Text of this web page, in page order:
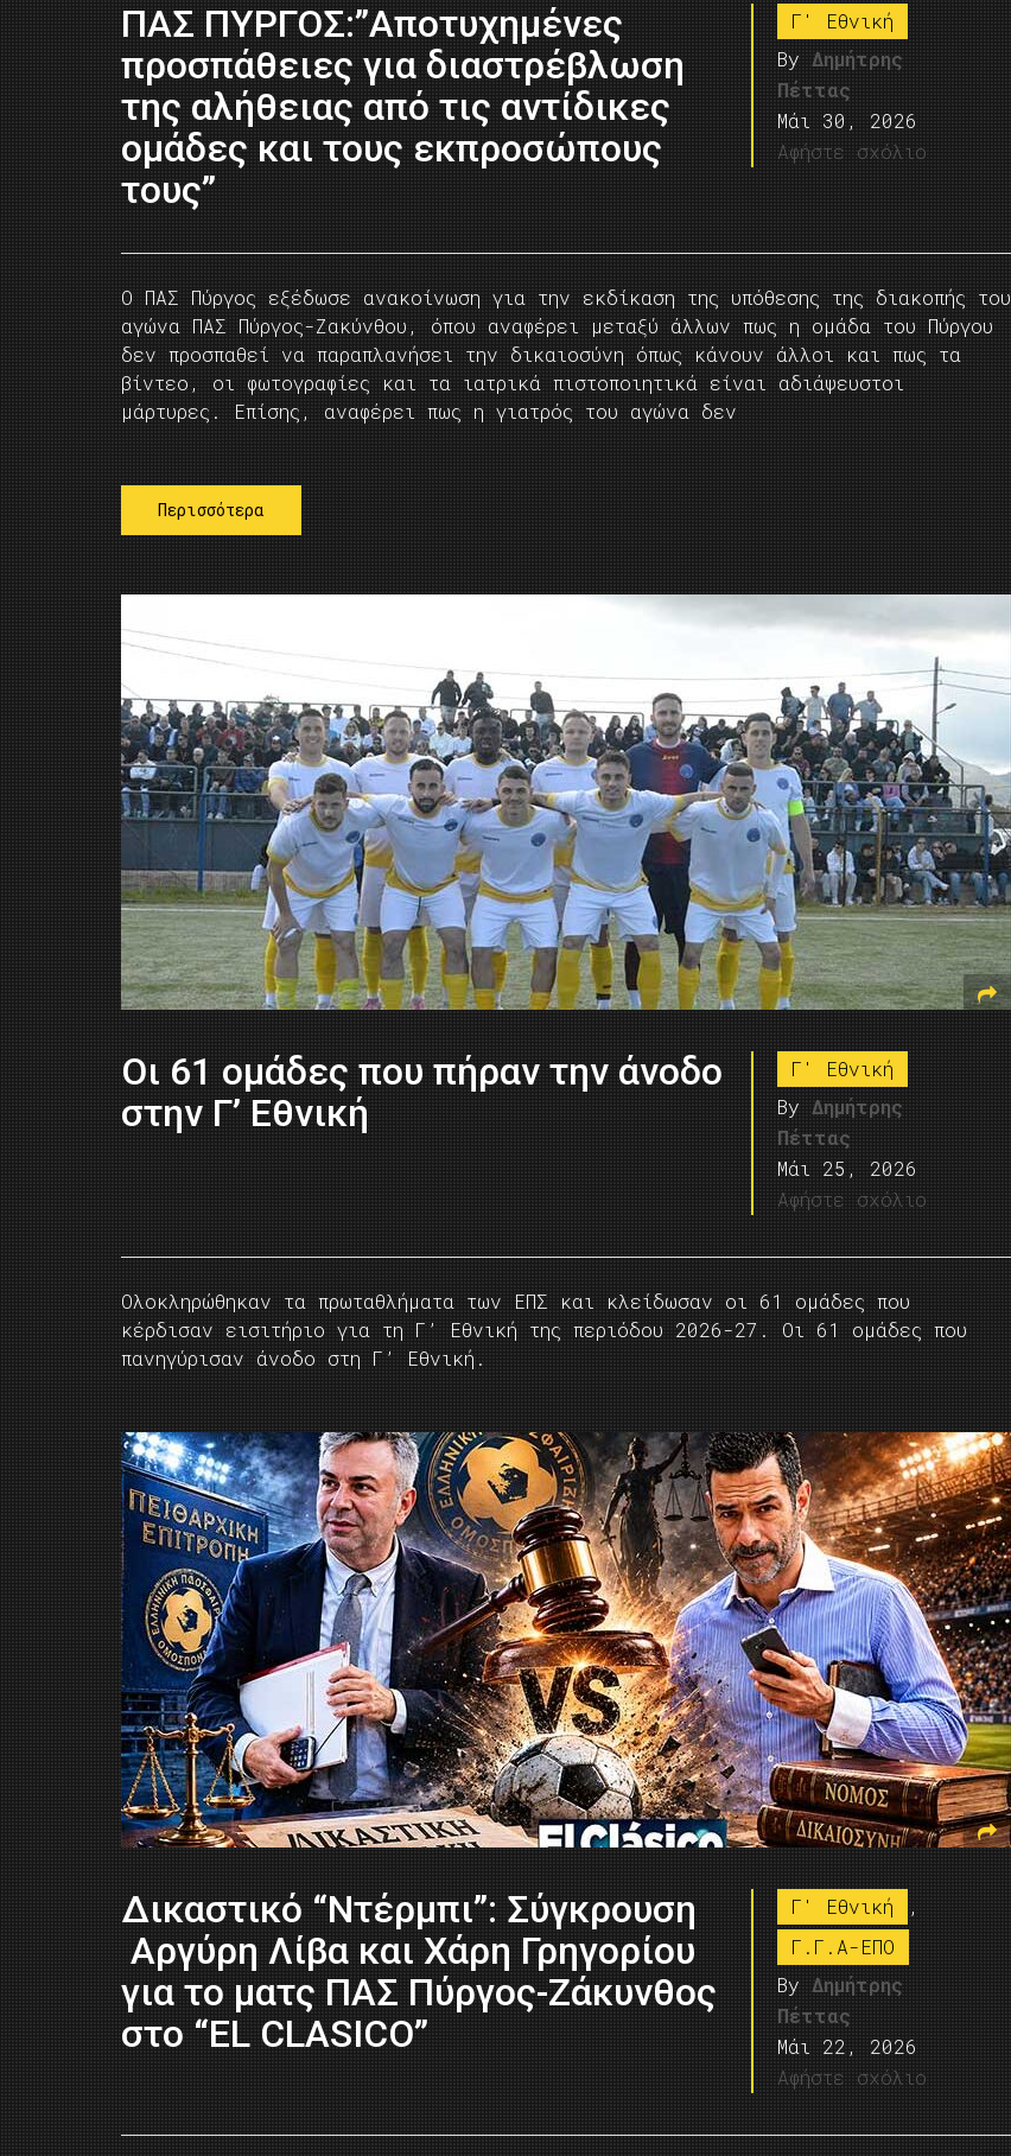
ΠΑΣ ΠΥΡΓΟΣ:”Αποτυχημένες
προσπάθειες για διαστρέβλωση
της αλήθειας από τις αντίδικες
ομάδες και τους εκπροσώπους
τους”
Γ' Εθνική
By Δημήτρης
Πέττας
Μάι 30, 2026
Αφήστε σχόλιο
Ο ΠΑΣ Πύργος εξέδωσε ανακοίνωση για την εκδίκαση της υπόθεσης της διακοπής του
αγώνα ΠΑΣ Πύργος-Ζακύνθου, όπου αναφέρει μεταξύ άλλων πως η ομάδα του Πύργου
δεν προσπαθεί να παραπλανήσει την δικαιοσύνη όπως κάνουν άλλοι και πως τα
βίντεο, οι φωτογραφίες και τα ιατρικά πιστοποιητικά είναι αδιάψευστοι
μάρτυρες. Επίσης, αναφέρει πως η γιατρός του αγώνα δεν
Περισσότερα
Οι 61 ομάδες που πήραν την άνοδο
στην Γ’ Εθνική
Γ' Εθνική
By Δημήτρης
Πέττας
Μάι 25, 2026
Αφήστε σχόλιο
Ολοκληρώθηκαν τα πρωταθλήματα των ΕΠΣ και κλείδωσαν οι 61 ομάδες που
κέρδισαν εισιτήριο για τη Γ’ Εθνική της περιόδου 2026-27. Οι 61 ομάδες που
πανηγύρισαν άνοδο στη Γ’ Εθνική.
Δικαστικό “Ντέρμπι”: Σύγκρουση
Αργύρη Λίβα και Χάρη Γρηγορίου
για το ματς ΠΑΣ Πύργος-Ζάκυνθος
στο “EL CLASICO”
Γ' Εθνική
,
Γ.Γ.Α-ΕΠΟ
By Δημήτρης
Πέττας
Μάι 22, 2026
Αφήστε σχόλιο